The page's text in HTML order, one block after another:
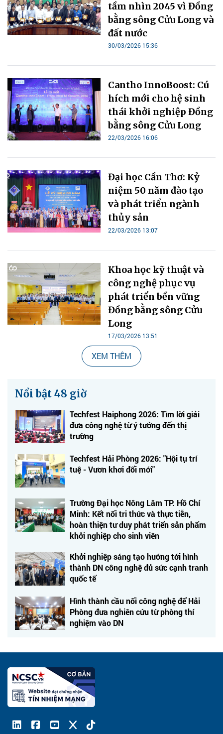
tầm nhìn 2045 vì Đồng
bằng sông Cửu Long và
đất nước
30/03/2026 15:36
Cantho InnoBoost: Cú
hích mới cho hệ sinh
thái khởi nghiệp Đồng
bằng sông Cửu Long
22/03/2026 16:06
Đại học Cần Thơ: Kỷ
niệm 50 năm đào tạo
và phát triển ngành
thủy sản
22/03/2026 13:07
Khoa học kỹ thuật và
công nghệ phục vụ
phát triển bền vững
Đồng bằng sông Cửu
Long
17/03/2026 13:51
XEM THÊM
Nổi bật 48 giờ
Techfest Haiphong 2026: Tìm lời giải
đưa công nghệ từ ý tưởng đến thị
trường
Techfest Hải Phòng 2026: "Hội tụ trí
tuệ - Vươn khơi đổi mới"
Trường Đại học Nông Lâm TP. Hồ Chí
Minh: Kết nối tri thức và thực tiễn,
hoàn thiện tư duy phát triển sản phẩm
khởi nghiệp cho sinh viên
Khởi nghiệp sáng tạo hướng tới hình
thành DN công nghệ đủ sức cạnh tranh
quốc tế
Hình thành cầu nối công nghệ để Hải
Phòng đưa nghiên cứu từ phòng thí
nghiệm vào DN